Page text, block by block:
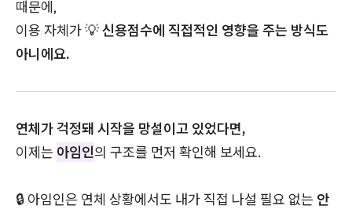
때문에,
이용 자체가 💡신용점수에 직접적인 영향을 주는 방식도
아니에요.
연체가 걱정돼 시작을 망설이고 있었다면,
이제는 아임인의 구조를 먼저 확인해 보세요.
🔒 아임인은 연체 상황에서도 내가 직접 나설 필요 없는 안